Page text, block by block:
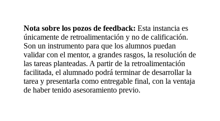
Nota sobre los pozos de feedback: Esta instancia es
únicamente de retroalimentación y no de calificación.
Son un instrumento para que los alumnos puedan
validar con el mentor, a grandes rasgos, la resolución de
las tareas planteadas. A partir de la retroalimentación
facilitada, el alumnado podrá terminar de desarrollar la
tarea y presentarla como entregable final, con la ventaja
de haber tenido asesoramiento previo.